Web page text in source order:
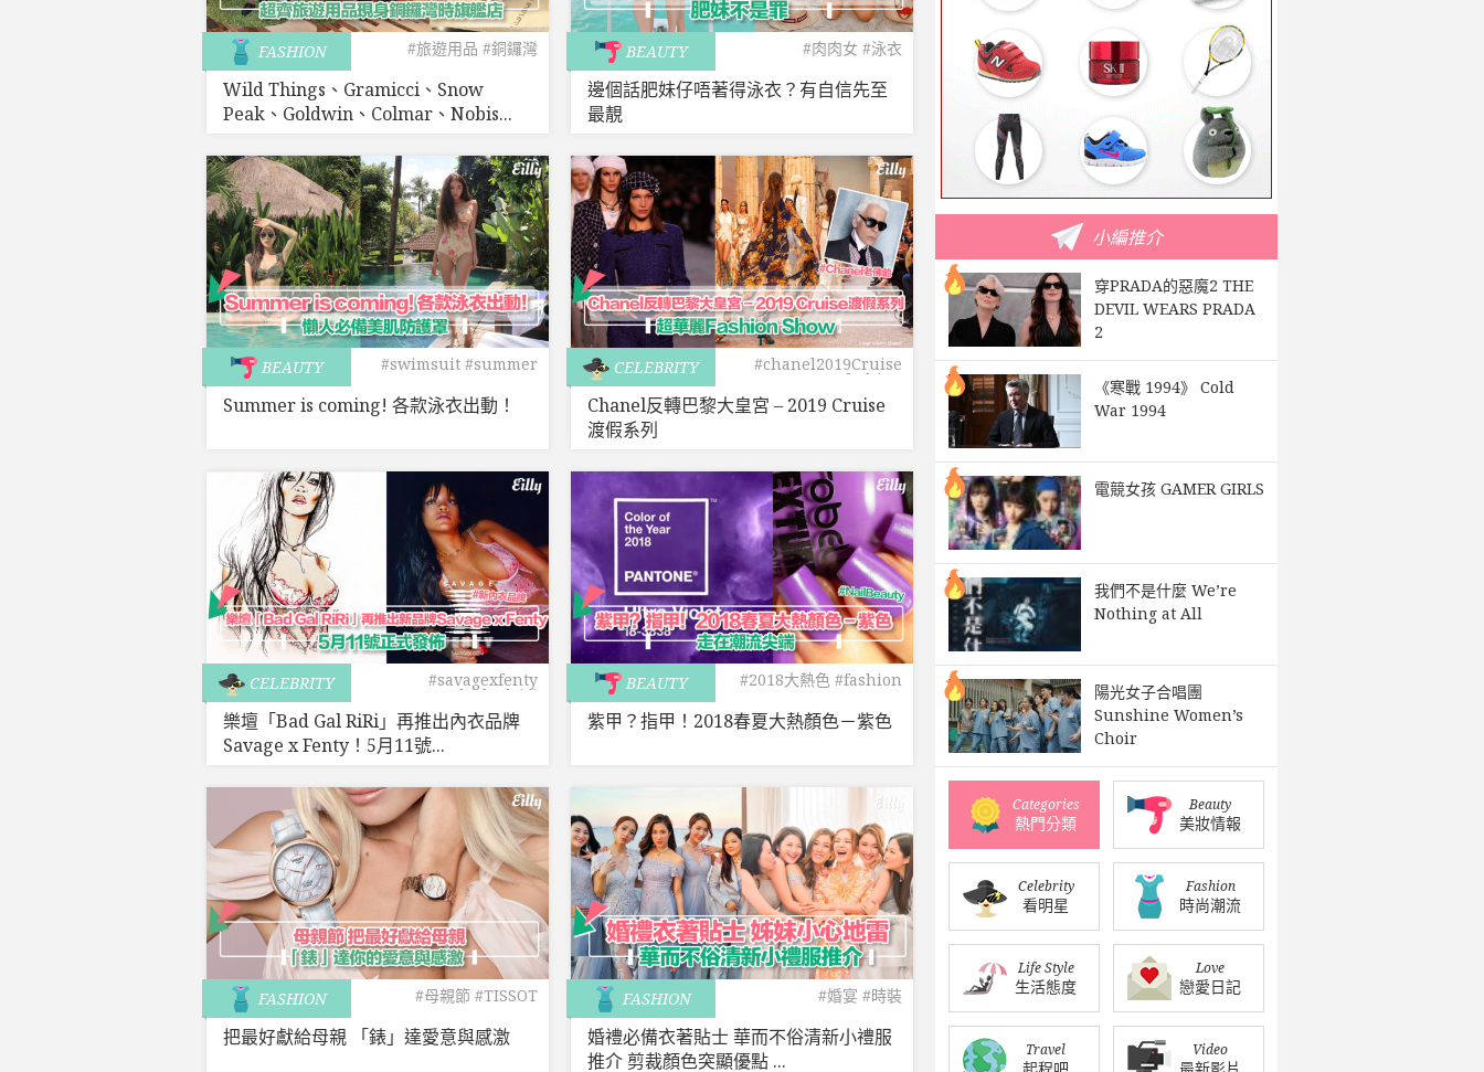
FASHION #旅遊用品 #銅鑼灣
Wild Things、Gramicci、Snow
Peak、Goldwin、Colmar、Nobis...
BEAUTY #肉肉女 #泳衣
邊個話肥妹仔唔著得泳衣？有自信先至
最靚
BEAUTY #swimsuit #summer
Summer is coming! 各款泳衣出動！
CELEBRITY #chanel2019Cruise
#fashion
Chanel反轉巴黎大皇宮 – 2019 Cruise
渡假系列
CELEBRITY #savagexfenty
#badgalriri
樂壇「Bad Gal RiRi」再推出內衣品牌
Savage x Fenty！5月11號...
BEAUTY #2018大熱色 #fashion
紫甲？指甲！2018春夏大熱顏色－紫色
FASHION #母親節 #TISSOT
把最好獻給母親 「錶」達愛意與感激
FASHION #婚宴 #時裝
婚禮必備衣著貼士 華而不俗清新小禮服
推介 剪裁顏色突顯優點 ...
小編推介
穿PRADA的惡魔2 THE
DEVIL WEARS PRADA
2
《寒戰 1994》 Cold
War 1994
電競女孩 GAMER GIRLS
我們不是什麼 We’re
Nothing at All
陽光女子合唱團
Sunshine Women’s
Choir
Categories
熱門分類
Beauty
美妝情報
Celebrity
看明星
Fashion
時尚潮流
Life Style
生活態度
Love
戀愛日記
Travel Video